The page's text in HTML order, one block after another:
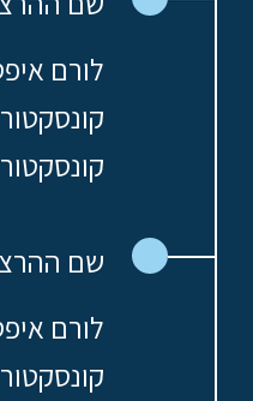
לורם
שם
לורם